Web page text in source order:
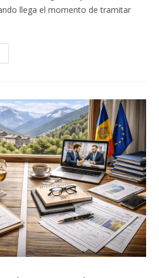
llega el momento de tramitar